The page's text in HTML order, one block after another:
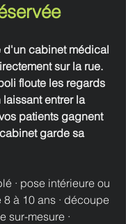
d'un cabinet médical
sur la rue.
floute les regards
laissant entrer la
patients gagnent
garde sa
· pose intérieure ou
8 à 10 ans · découpe
sur-mesure ·